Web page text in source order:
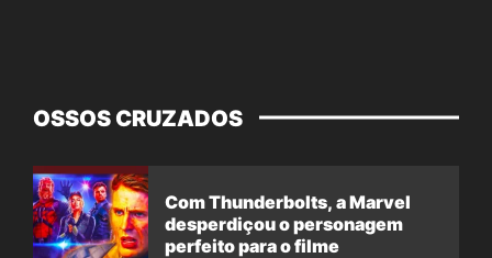
OSSOS CRUZADOS
Com Thunderbolts, a Marvel
desperdiçou o personagem
perfeito para o filme